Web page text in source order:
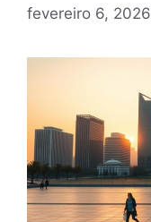
fevereiro 6, 2026